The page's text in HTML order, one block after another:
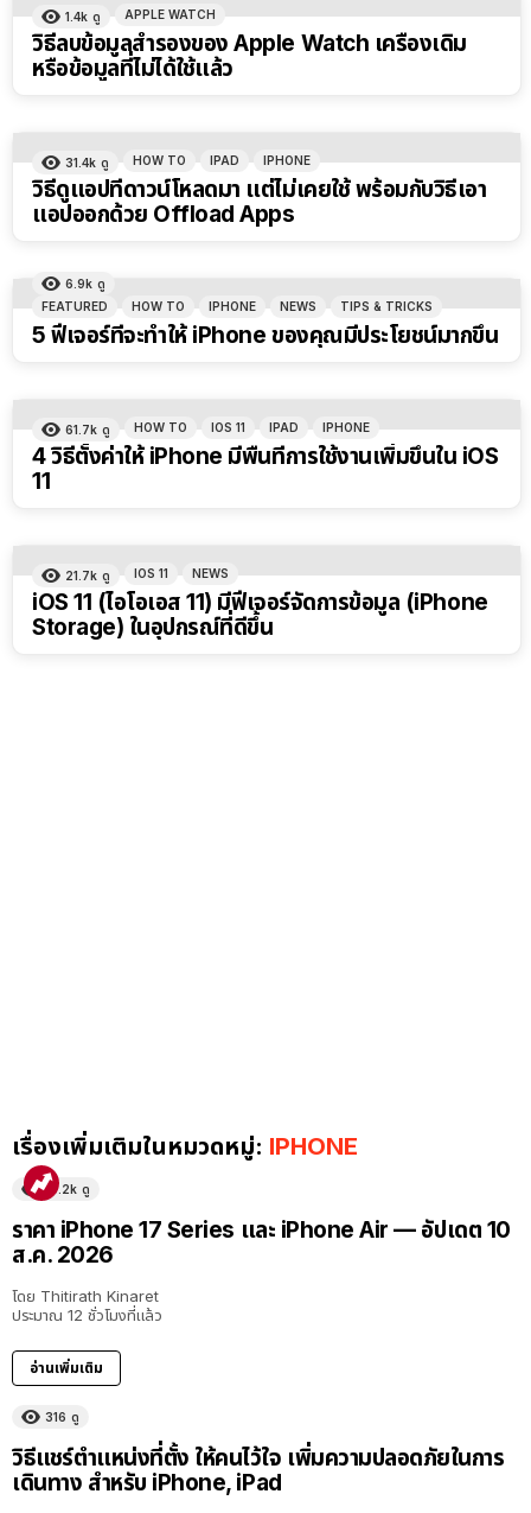
1.4k ดู APPLE WATCH
วิธีลบข้อมูลสำรองของ Apple Watch เครื่องเดิม
หรือข้อมูลที่ไม่ได้ใช้แล้ว
31.4k ดู HOW TO IPAD IPHONE
วิธีดูแอปที่ดาวน์โหลดมา แต่ไม่เคยใช้ พร้อมกับวิธีเอา
แอปออกด้วย Offload Apps
6.9k ดู
FEATURED
HOW TO IPHONE NEWS TIPS & TRICKS
5 ฟีเจอร์ที่จะทำให้ iPhone ของคุณมีประโยชน์มากขึ้น
61.7k ดู HOW TO IOS 11 IPAD IPHONE
4 วิธีตั้งค่าให้ iPhone มีพื้นที่การใช้งานเพิ่มขึ้นใน iOS
11
21.7k ดู IOS 11 NEWS
iOS 11 (ไอโอเอส 11) มีฟีเจอร์จัดการข้อมูล (iPhone
Storage) ในอุปกรณ์ที่ดีขึ้น
เรื่องเพิ่มเติมในหมวดหมู่: IPHONE
15.2k ดู
ราคา iPhone 17 Series และ iPhone Air — อัปเดต 10
ส.ค. 2026
โดย Thitirath Kinaret
ประมาณ 12 ชั่วโมงที่แล้ว
อ่านเพิ่มเติม
316 ดู
วิธีแชร์ตำแหน่งที่ตั้ง ให้คนไว้ใจ เพิ่มความปลอดภัยในการ
เดินทาง สำหรับ iPhone, iPad